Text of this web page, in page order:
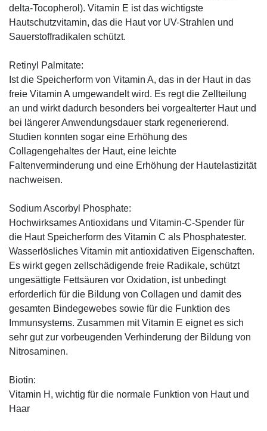
delta-Tocopherol). Vitamin E ist das wichtigste
Hautschutzvitamin, das die Haut vor UV-Strahlen und
Sauerstoffradikalen schützt.
Retinyl Palmitate:
Ist die Speicherform von Vitamin A, das in der Haut in das
freie Vitamin A umgewandelt wird. Es regt die Zellteilung
an und wirkt dadurch besonders bei vorgealterter Haut und
bei längerer Anwendungsdauer stark regenerierend.
Studien konnten sogar eine Erhöhung des
Collagengehaltes der Haut, eine leichte
Faltenverminderung und eine Erhöhung der Hautelastizität
nachweisen.
Sodium Ascorbyl Phosphate:
Hochwirksames Antioxidans und Vitamin-C-Spender für
die Haut Speicherform des Vitamin C als Phosphatester.
Wasserlösliches Vitamin mit antioxidativen Eigenschaften.
Es wirkt gegen zellschädigende freie Radikale, schützt
ungesättigte Fettsäuren vor Oxidation, ist unbedingt
erforderlich für die Bildung von Collagen und damit des
gesamten Bindegewebes sowie für die Funktion des
Immunsystems. Zusammen mit Vitamin E eignet es sich
sehr gut zur vorbeugenden Verhinderung der Bildung von
Nitrosaminen.
Biotin:
Vitamin H, wichtig für die normale Funktion von Haut und
Haar